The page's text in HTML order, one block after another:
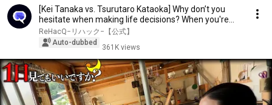
[Kei Tanaka vs. Tsurutaro Kataoka] Why don’t you
hesitate when making life decisions? When you're...
ReHacQ−リハック−【公式】
Auto-dubbed
361K views